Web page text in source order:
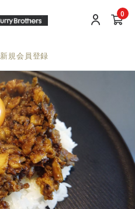
0
新規会員登録